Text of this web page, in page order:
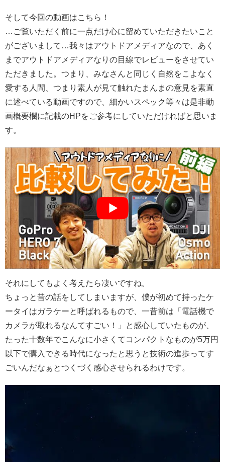
そして今回の動画はこちら！
…ご覧いただく前に一点だけ心に留めていただきたいこと
がございまして…我々はアウトドアメディアなので、あく
までアウトドアメディアなりの目線でレビューをさせてい
ただきました。つまり、みなさんと同じく自然をこよなく
愛する人間、つまり素人が見て触れたまんまの意見を素直
に述べている動画ですので、細かいスペック等々は是非動
画概要欄に記載のHPをご参考にしていただければと思いま
す。
それにしてもよく考えたら凄いですね。
ちょっと昔の話をしてしまいますが、僕が初めて持ったケ
ータイはガラケーと呼ばれるもので、一昔前は「電話機で
カメラが取れるなんてすごい！」と感心していたものが、
たった十数年でこんなに小さくてコンパクトなものが5万円
以下で購入できる時代になったと思うと技術の進歩ってす
ごいんだなぁとつくづく感心させられるわけです。